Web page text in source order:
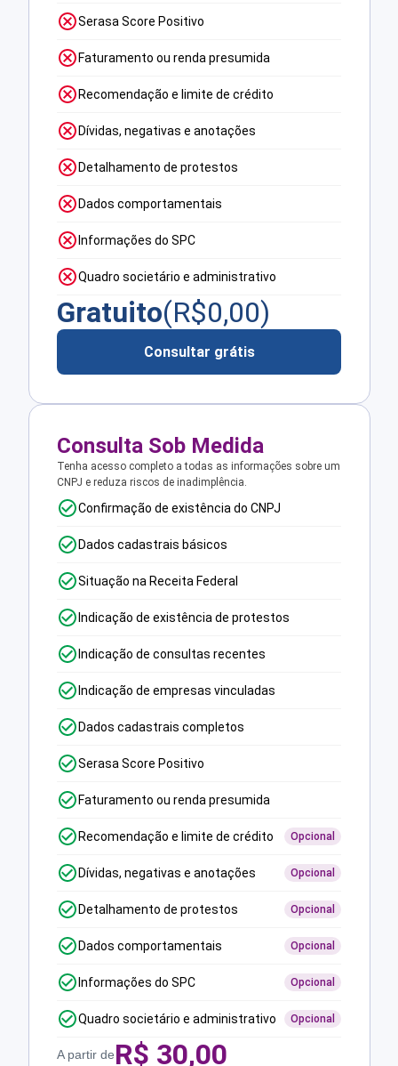
Serasa Score Positivo
Faturamento ou renda presumida
Recomendação e limite de crédito
Dívidas, negativas e anotações
Detalhamento de protestos
Dados comportamentais
Informações do SPC
Quadro societário e administrativo
Gratuito(R$0,00)
Consultar grátis
Consulta Sob Medida
Tenha acesso completo a todas as informações sobre um
CNPJ e reduza riscos de inadimplência.
Confirmação de existência do CNPJ
Dados cadastrais básicos
Situação na Receita Federal
Indicação de existência de protestos
Indicação de consultas recentes
Indicação de empresas vinculadas
Dados cadastrais completos
Serasa Score Positivo
Faturamento ou renda presumida
Recomendação e limite de crédito Opcional
Dívidas, negativas e anotações Opcional
Detalhamento de protestos Opcional
Dados comportamentais Opcional
Informações do SPC Opcional
Quadro societário e administrativo Opcional
A partir deR$ 30,00